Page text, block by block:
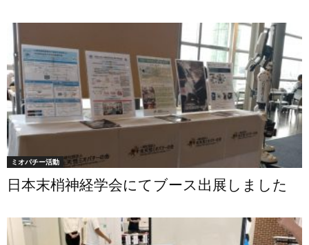
ミオパチー活動
日本末梢神経学会にてブース出展しました